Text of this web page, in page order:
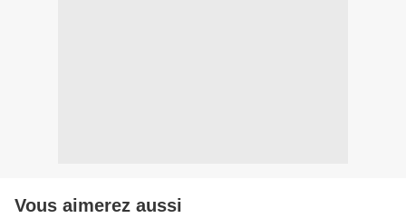
Vous aimerez aussi